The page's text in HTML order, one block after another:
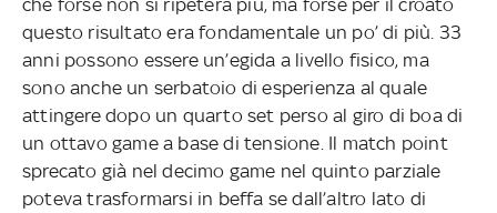
questo risultato era fondamentale un po’ di più. 33
anni possono essere un’egida a livello fisico, ma
sono anche un serbatoio di esperienza al quale
attingere dopo un quarto set perso al giro di boa di
un ottavo game a base di tensione. Il match point
sprecato già nel decimo game nel quinto parziale
poteva trasformarsi in beffa se dall’altro lato di